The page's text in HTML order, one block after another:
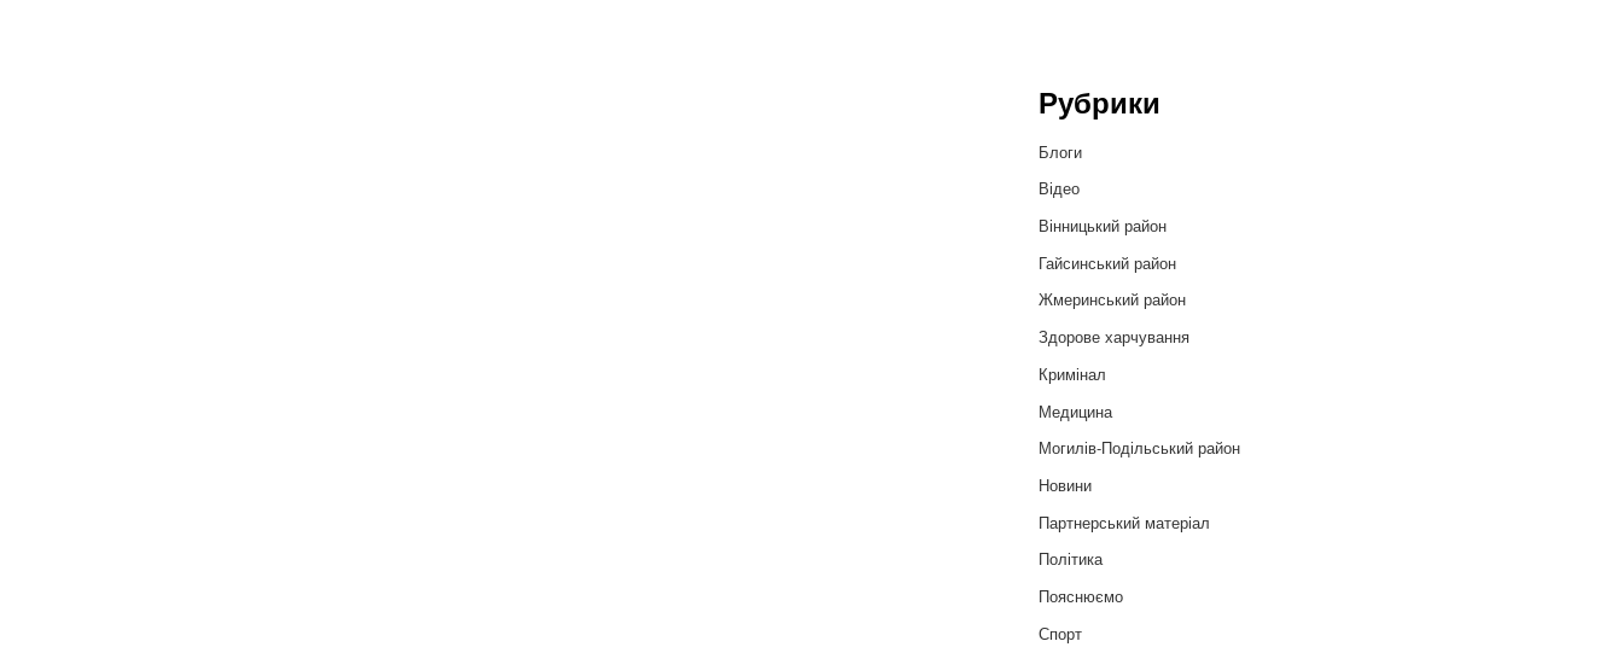
Рубрики
Блоги
Відео
Вінницький район
Гайсинський район
Жмеринський район
Здорове харчування
Кримінал
Медицина
Могилів-Подільський район
Новини
Партнерський матеріал
Політика
Пояснюємо
Спорт